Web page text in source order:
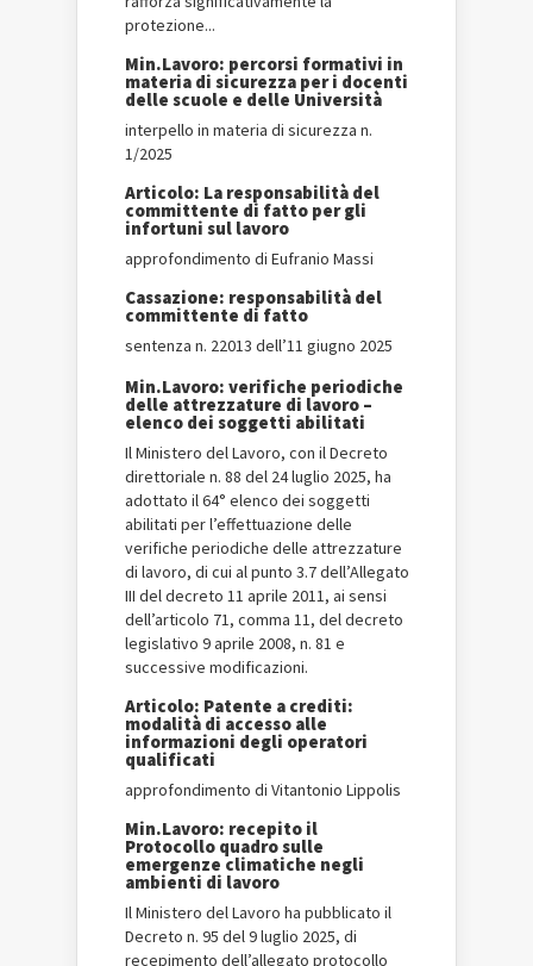
protezione...
Min.Lavoro: percorsi formativi in
materia di sicurezza per i docenti
delle scuole e delle Università
interpello in materia di sicurezza n.
1/2025
Articolo: La responsabilità del
committente di fatto per gli
infortuni sul lavoro
approfondimento di Eufranio Massi
Cassazione: responsabilità del
committente di fatto
sentenza n. 22013 dell’11 giugno 2025
Min.Lavoro: verifiche periodiche
delle attrezzature di lavoro –
elenco dei soggetti abilitati
Il Ministero del Lavoro, con il Decreto
direttoriale n. 88 del 24 luglio 2025, ha
adottato il 64° elenco dei soggetti
abilitati per l’effettuazione delle
verifiche periodiche delle attrezzature
di lavoro, di cui al punto 3.7 dell’Allegato
III del decreto 11 aprile 2011, ai sensi
dell’articolo 71, comma 11, del decreto
legislativo 9 aprile 2008, n. 81 e
successive modificazioni.
Articolo: Patente a crediti:
modalità di accesso alle
informazioni degli operatori
qualificati
approfondimento di Vitantonio Lippolis
Min.Lavoro: recepito il
Protocollo quadro sulle
emergenze climatiche negli
ambienti di lavoro
Il Ministero del Lavoro ha pubblicato il
Decreto n. 95 del 9 luglio 2025, di
recepimento dell’allegato protocollo